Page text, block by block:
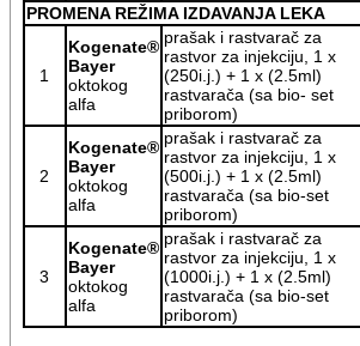
PROMENA REŽIMA IZDAVANJA LEKA
1
Kogenate®
Bayer
oktokog
alfa
prašak i rastvarač za
rastvor za injekciju, 1 x
(250i.j.) + 1 x (2.5ml)
rastvarača (sa bio- set
priborom)
2
Kogenate®
Bayer
oktokog
alfa
prašak i rastvarač za
rastvor za injekciju, 1 x
(500i.j.) + 1 x (2.5ml)
rastvarača (sa bio-set
priborom)
3
Kogenate®
Bayer
oktokog
alfa
prašak i rastvarač za
rastvor za injekciju, 1 x
(1000i.j.) + 1 x (2.5ml)
rastvarača (sa bio-set
priborom)